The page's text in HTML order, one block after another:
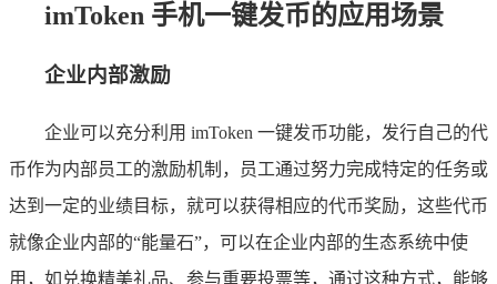
imToken 手机一键发币的应用场景
企业内部激励
企业可以充分利用 imToken 一键发币功能，发行自己的代
币作为内部员工的激励机制，员工通过努力完成特定的任务或
达到一定的业绩目标，就可以获得相应的代币奖励，这些代币
就像企业内部的“能量石”，可以在企业内部的生态系统中使
用，如兑换精美礼品、参与重要投票等，通过这种方式，能够